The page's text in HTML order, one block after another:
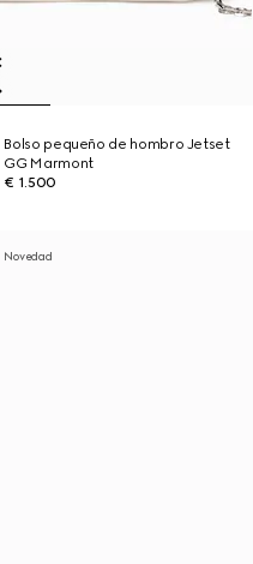
Bolso pequeño de hombro Jetset
GG Marmont
€ 1.500
Novedad